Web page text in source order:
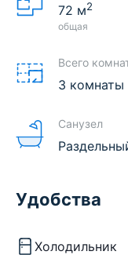
72 м2
общая
Всего
3 комнаты
Санузел
Удобства
Холодильник